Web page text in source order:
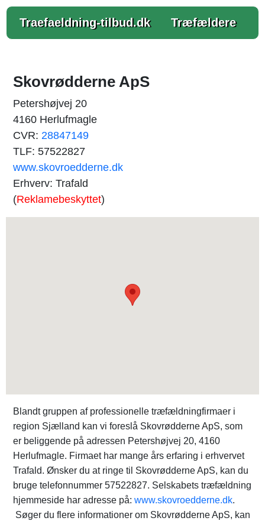
Traefaeldning-tilbud.dk Træfældere
Skovrødderne ApS
Petershøjvej 20
4160 Herlufmagle
CVR: 28847149
TLF: 57522827
www.skovroedderne.dk
Erhverv: Trafald
(Reklamebeskyttet)
Blandt gruppen af professionelle træfældningfirmaer i
region Sjælland kan vi foreslå Skovrødderne ApS, som
er beliggende på adressen Petershøjvej 20, 4160
Herlufmagle. Firmaet har mange års erfaring i erhvervet
Trafald. Ønsker du at ringe til Skovrødderne ApS, kan du
bruge telefonnummer 57522827. Selskabets træfældning
hjemmeside har adresse på: www.skovroedderne.dk.
Søger du flere informationer om Skovrødderne ApS, kan